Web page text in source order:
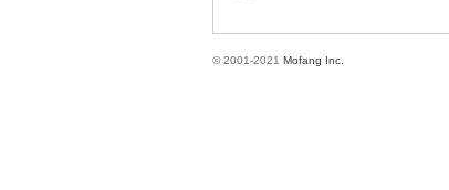
© 2001-2021 Mofang Inc.